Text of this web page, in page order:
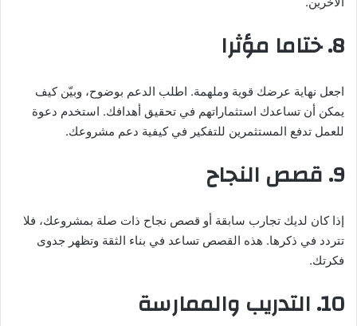
8. ختاما مؤثرا
اجعل نهاية عرضك قوية وملهمة. اطلب الدعم بوضوح، وبيّن كيف
يمكن أن تساعدك استثماراتهم في تحقيق أهدافك. استخدم دعوة
للعمل تدفع المستثمرين للتفكير في كيفية دعم مشروعك.
9. قصص النجاح
إذا كان لديك تجارب سابقة أو قصص نجاح ذات صلة بمشروعك، فلا
تتردد في ذكرها. هذه القصص تساعد في بناء الثقة وتظهر جدوى
فكرتك.
10. التدريب والممارسة